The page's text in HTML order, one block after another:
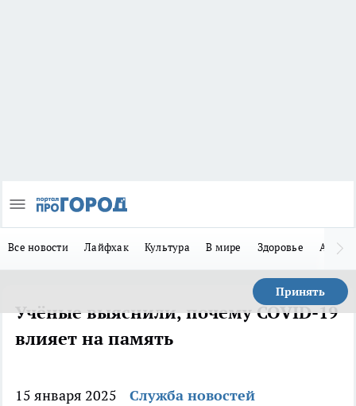
Все новости Лайфхак Культура В мире Здоровье Авто
Принять
Учёные выяснили, почему COVID-19
влияет на память
15 января 2025 Служба новостей